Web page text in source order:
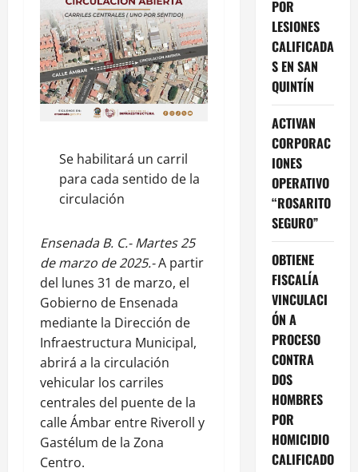
Se habilitará un carril
para cada sentido de la
circulación
Ensenada B. C.- Martes 25
de marzo de 2025.-A partir
del lunes 31 de marzo, el
Gobierno de Ensenada
mediante la Dirección de
Infraestructura Municipal,
abrirá a la circulación
vehicular los carriles
centrales del puente de la
calle Ámbar entre Riveroll y
Gastélum de la Zona
Centro.
POR
LESIONES
CALIFICADA
S EN SAN
QUINTÍN
ACTIVAN
CORPORAC
IONES
OPERATIVO
“ROSARITO
SEGURO”
OBTIENE
FISCALÍA
VINCULACI
ÓN A
PROCESO
CONTRA
DOS
HOMBRES
POR
HOMICIDIO
CALIFICADO